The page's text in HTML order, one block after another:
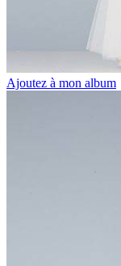
Ajoutez à mon album